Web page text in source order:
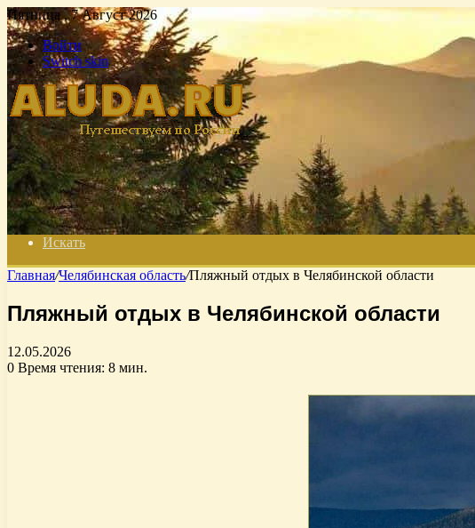
Пятница , 7 Август 2026
Войти
Switch skin
Искать
Главная/Челябинская область/Пляжный отдых в Челябинской области
Пляжный отдых в Челябинской области
12.05.2026
0 Время чтения: 8 мин.